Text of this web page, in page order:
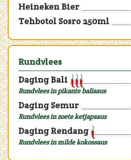
Heineken Bier
Tehbotol Sosro 250ml
Rundvlees
Daging Bali
Rundvlees in pikante balisaus
Daging Semur
Rundvlees in zoete ketjapsaus
Daging Rendang
Rundvlees in milde kokossaus